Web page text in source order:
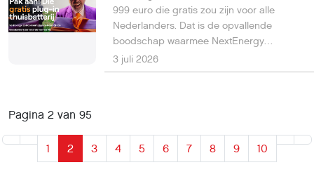
999 euro die gratis zou zijn voor alle
Nederlanders. Dat is de opvallende
boodschap waarmee NextEnergy
momenteel op televisie adverteert. Maar
wie zich verdiept in de aanbieding,
3 juli 2026
Pagina 2 van 95
1 2 3 4 5 6 7 8 9 10